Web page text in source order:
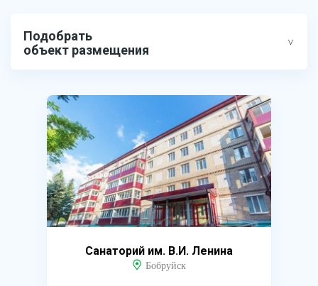
Подобрать
объект размещения
Санаторий им. В.И. Ленина
Бобруйск